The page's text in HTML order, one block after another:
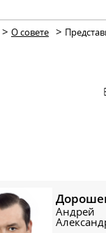
> О совете >
Андрей